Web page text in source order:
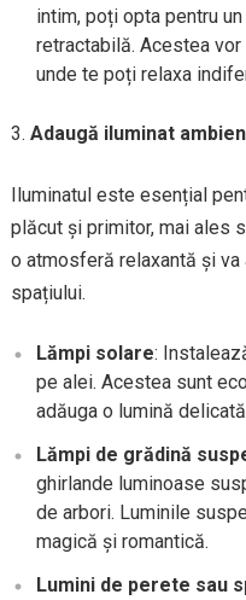
intim, poți opta pentru
retractabilă. Acestea
unde te poți relaxa
Adaugă iluminat
Iluminatul este esențial
plăcut și primitor, mai ales
o atmosferă relaxantă și va
spațiului.
Lămpi solare:
pe alei. Acestea sunt
adăuga o lumină
Lămpi de grădină
ghirlande luminoase
de arbori. Luminile
magică și romantică.
Lumini de perete sau